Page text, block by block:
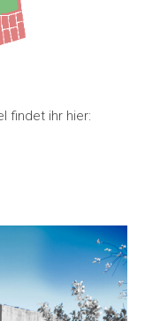
findet ihr hier: